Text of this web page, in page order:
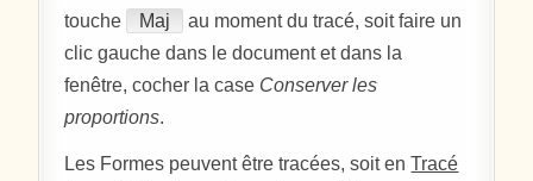
touche
Maj
au moment du tracé, soit faire un
clic gauche dans le document et dans la
fenêtre, cocher la case Conserver les
proportions.
Les Formes peuvent être tracées, soit enTracé